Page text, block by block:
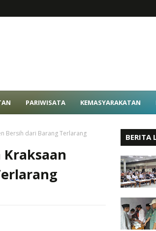
PARIWISATA KEMASYARAKATAN
Bersih dari Barang Terlarang BERITA